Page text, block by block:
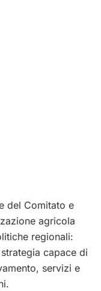
del Comitato e
agricola
regionali:
capace di
servizi e